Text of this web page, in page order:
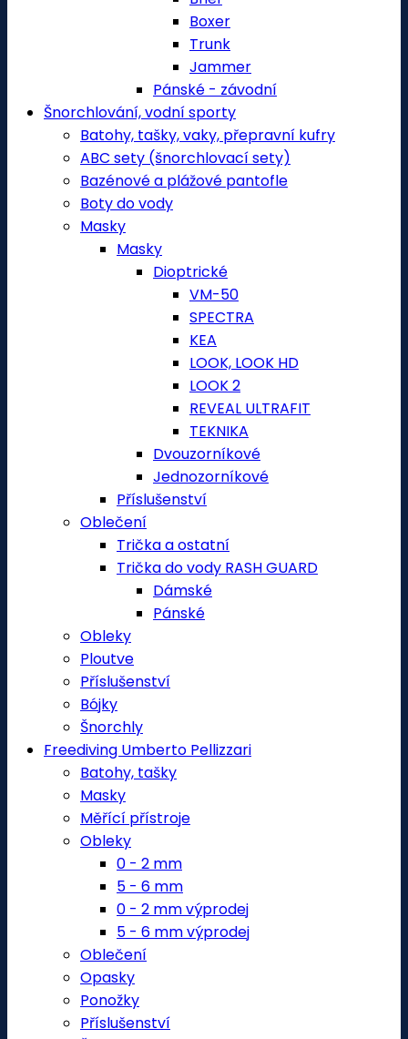
Boxer
Trunk
Jammer
Pánské - závodní
Šnorchlování, vodní sporty
Batohy, tašky, vaky, přepravní kufry
ABC sety (šnorchlovací sety)
Bazénové a plážové pantofle
Boty do vody
Masky
Masky
Dioptrické
VM-50
SPECTRA
KEA
LOOK, LOOK HD
LOOK 2
REVEAL ULTRAFIT
TEKNIKA
Dvouzorníkové
Jednozorníkové
Příslušenství
Oblečení
Trička a ostatní
Trička do vody RASH GUARD
Dámské
Pánské
Obleky
Ploutve
Příslušenství
Bójky
Šnorchly
Freediving Umberto Pellizzari
Batohy, tašky
Masky
Měřící přístroje
Obleky
0 - 2 mm
5 - 6 mm
0 - 2 mm výprodej
5 - 6 mm výprodej
Oblečení
Opasky
Ponožky
Příslušenství